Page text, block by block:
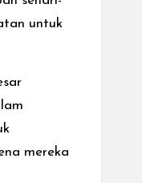
untuk
mereka